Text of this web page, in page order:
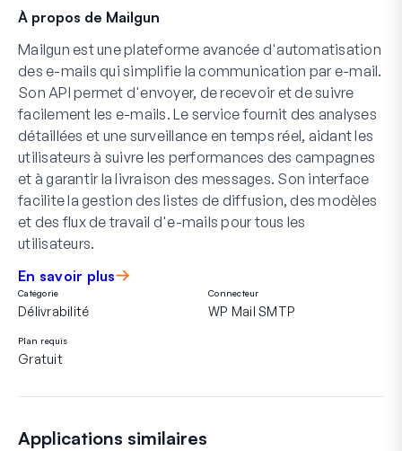
À propos de Mailgun
Mailgun est une plateforme avancée d'automatisation
des e-mails qui simplifie la communication par e-mail.
Son API permet d'envoyer, de recevoir et de suivre
facilement les e-mails. Le service fournit des analyses
détaillées et une surveillance en temps réel, aidant les
utilisateurs à suivre les performances des campagnes
et à garantir la livraison des messages. Son interface
facilite la gestion des listes de diffusion, des modèles
et des flux de travail d'e-mails pour tous les
utilisateurs.
En savoir plus
Catégorie
Délivrabilité
Connecteur
WP Mail SMTP
Plan requis
Gratuit
Applications similaires